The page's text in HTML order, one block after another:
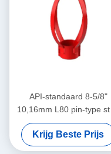
API-standaard 8-5/8"
10,16mm L80 pin-type
kraag ontworpen voor het
beperken van de
centralizator
Krijg Beste Prijs